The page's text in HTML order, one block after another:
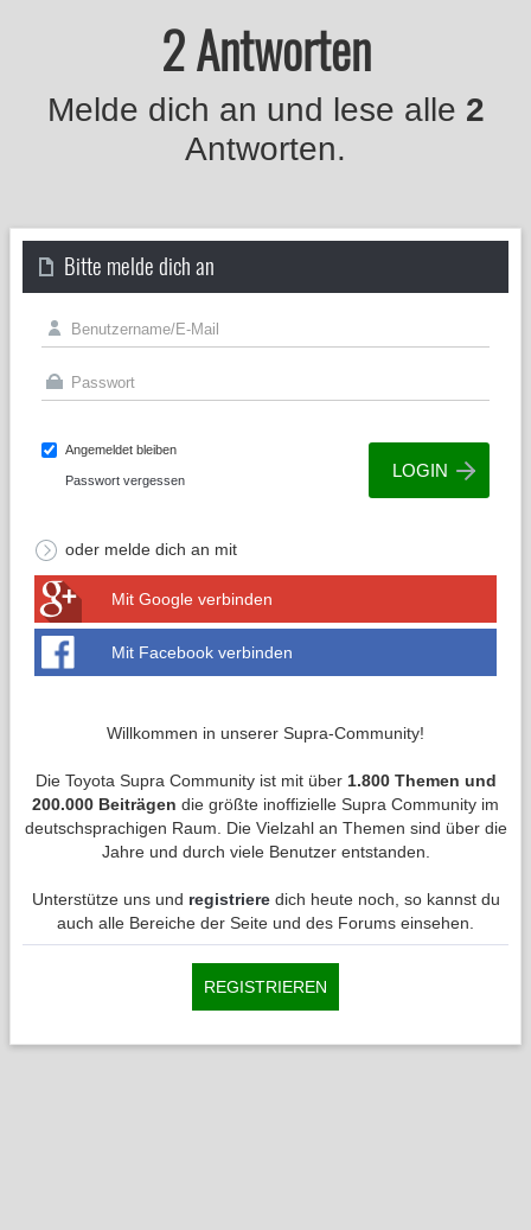
2 Antworten
Melde dich an und lese alle 2
Antworten.
Bitte melde dich an
Angemeldet bleiben
Passwort vergessen
oder melde dich an mit
Mit Google verbinden
Mit Facebook verbinden
Willkommen in unserer Supra-Community!
Die Toyota Supra Community ist mit über 1.800 Themen und
200.000 Beiträgen die größte inoffizielle Supra Community im
deutschsprachigen Raum. Die Vielzahl an Themen sind über die
Jahre und durch viele Benutzer entstanden.
Unterstütze uns und registrieredich heute noch, so kannst du
auch alle Bereiche der Seite und des Forums einsehen.
REGISTRIEREN